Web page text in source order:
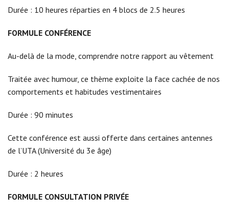
Durée : 10 heures réparties en 4 blocs de 2.5 heures
FORMULE CONFÉRENCE
Au-delà de la mode, comprendre notre rapport au vêtement
Traitée avec humour, ce thème exploite la face cachée de nos
comportements et habitudes vestimentaires
Durée : 90 minutes
Cette conférence est aussi offerte dans certaines antennes
de l’UTA (Université du 3e âge)
Durée : 2 heures
FORMULE CONSULTATION PRIVÉE